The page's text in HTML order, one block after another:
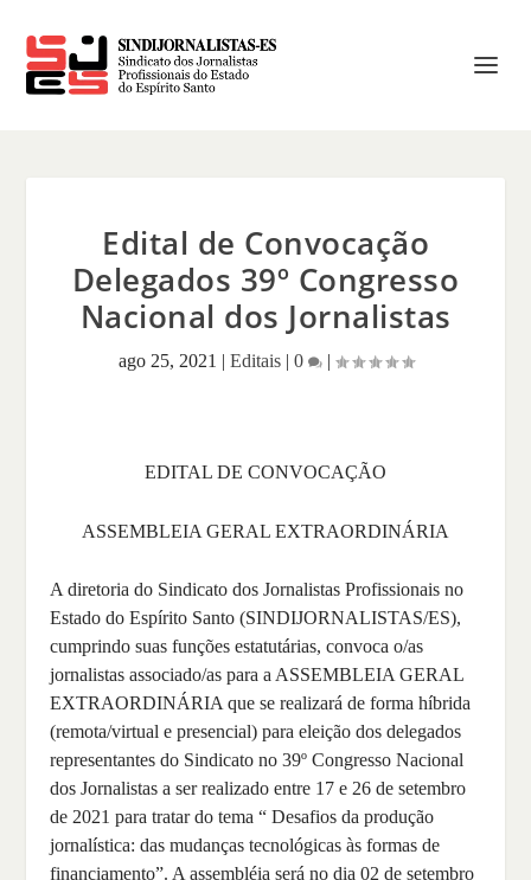
Edital de Convocação
Delegados 39º Congresso
Nacional dos Jornalistas
ago 25, 2021 | Editais| 0 |
EDITAL DE CONVOCAÇÃO
ASSEMBLEIA GERAL EXTRAORDINÁRIA
A diretoria do Sindicato dos Jornalistas Profissionais no
Estado do Espírito Santo (SINDIJORNALISTAS/ES),
cumprindo suas funções estatutárias, convoca o/as
jornalistas associado/as para a ASSEMBLEIA GERAL
EXTRAORDINÁRIA que se realizará de forma híbrida
(remota/virtual e presencial) para eleição dos delegados
representantes do Sindicato no 39º Congresso Nacional
dos Jornalistas a ser realizado entre 17 e 26 de setembro
de 2021 para tratar do tema “ Desafios da produção
jornalística: das mudanças tecnológicas às formas de
financiamento”. A assembléia será no dia 02 de setembro